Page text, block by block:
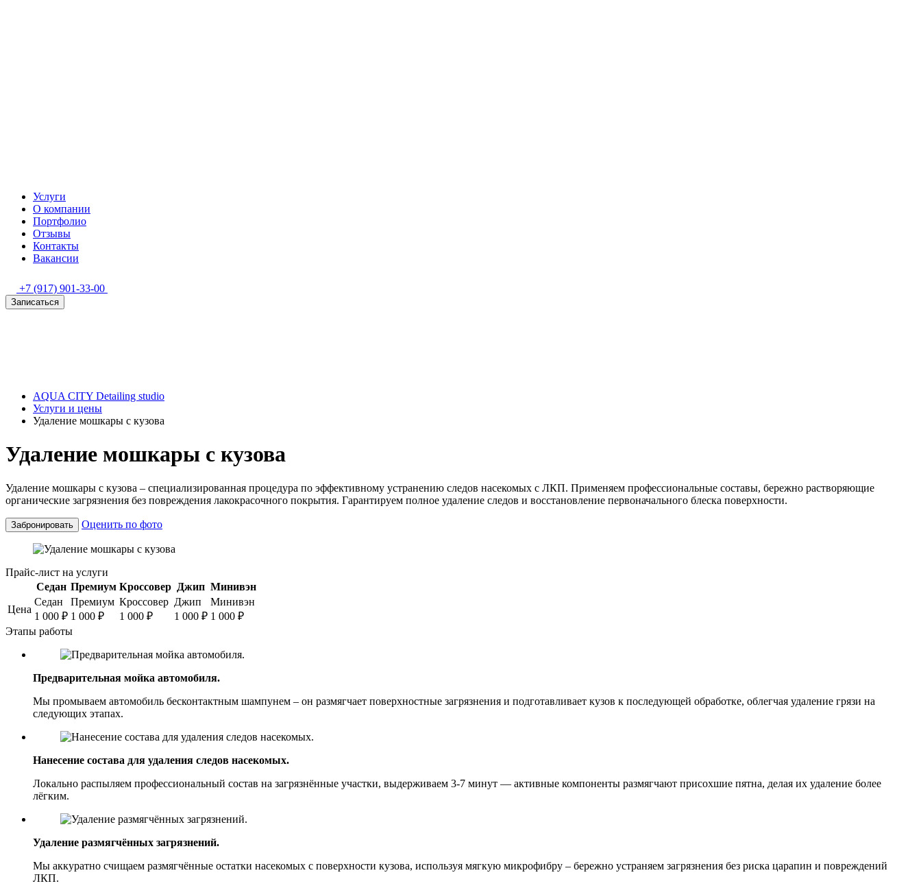
Услуги
О компании
Портфолио
Отзывы
Контакты
Вакансии
+7 (917) 901-33-00
Записаться
AQUA CITY Detailing studio
Услуги и цены
Удаление мошкары с кузова
Удаление мошкары с кузова
Удаление мошкары с кузова – специализированная процедура по эффективному устранению следов насекомых с ЛКП. Применяем профессиональные составы, бережно растворяющие
органические загрязнения без повреждения лакокрасочного покрытия. Гарантируем полное удаление следов и восстановление первоначального блеска поверхности.
Забронировать Оценить по фото
Прайс-лист на услуги
Седан Премиум Кроссовер Джип Минивэн
Цена
Седан
1 000 ₽
Премиум
1 000 ₽
Кроссовер
1 000 ₽
Джип
1 000 ₽
Минивэн
1 000 ₽
Этапы работы
Предварительная мойка автомобиля.
Мы промываем автомобиль бесконтактным шампунем – он размягчает поверхностные загрязнения и подготавливает кузов к последующей обработке, облегчая удаление грязи на
следующих этапах.
Нанесение состава для удаления следов насекомых.
Локально распыляем профессиональный состав на загрязнённые участки, выдерживаем 3-7 минут — активные компоненты размягчают присохшие пятна, делая их удаление более
лёгким.
Удаление размягчённых загрязнений.
Мы аккуратно счищаем размягчённые остатки насекомых с поверхности кузова, используя мягкую микрофибру – бережно устраняем загрязнения без риска царапин и повреждений
ЛКП.